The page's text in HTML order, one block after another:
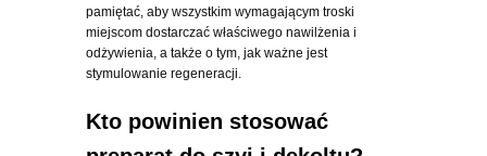
pamiętać, aby wszystkim wymagającym troski
miejscom dostarczać właściwego nawilżenia i
odżywienia, a także o tym, jak ważne jest
stymulowanie regeneracji.
Kto powinien stosować